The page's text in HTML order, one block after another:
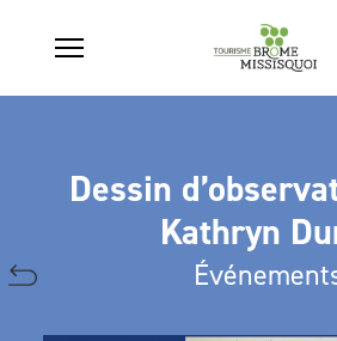
Dessin
Kathryn